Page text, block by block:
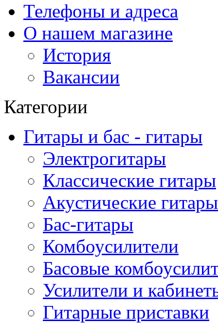
Телефоны и адреса
О нашем магазине
История
Вакансии
Категории
Гитары и бас - гитары
Электрогитары
Классические гитары
Акустические гитары
Бас-гитары
Комбоусилители
Басовые
Усилители и
Гитарные приставки